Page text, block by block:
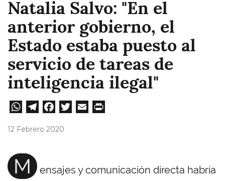
Natalia Salvo: "En el
anterior gobierno, el
Estado estaba puesto al
servicio de tareas de
inteligencia ilegal"
W
A
pp
Te
m
Fa
12 Febrero 2020
M
ensajes y comunicación directa habría